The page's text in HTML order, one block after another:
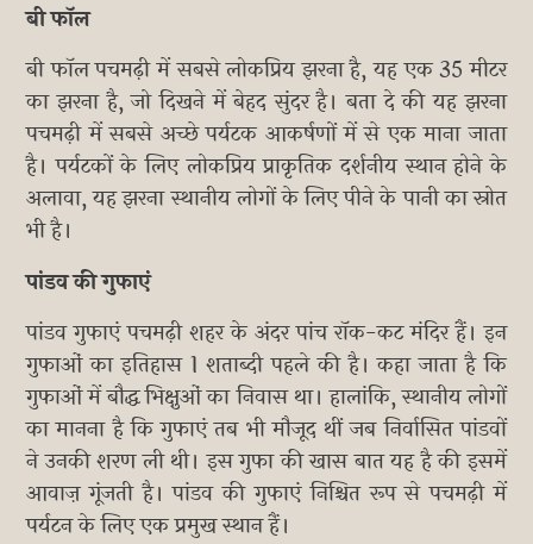
बी फॉल
बी फॉल पचमढ़ी में सबसे लोकप्रिय झरना है, यह एक 35 मीटर
का झरना है, जो दिखने में बेहद सुंदर है। बता दे की यह झरना
पचमढ़ी में सबसे अच्छे पर्यटक आकर्षणों में से एक माना जाता
है। पर्यटकों के लिए लोकप्रिय प्राकृतिक दर्शनीय स्थान होने के
अलावा, यह झरना स्थानीय लोगों के लिए पीने के पानी का स्रोत
भी है।
पांडव की गुफाएं
पांडव गुफाएं पचमढ़ी शहर के अंदर पांच रॉक-कट मंदिर हैं। इन
गुफाओं का इतिहास 1 शताब्दी पहले की है। कहा जाता है कि
गुफाओं में बौद्ध भिक्षुओं का निवास था। हालांकि, स्थानीय लोगों
का मानना ​​है कि गुफाएं तब भी मौजूद थीं जब निर्वासित पांडवों
ने उनकी शरण ली थी। इस गुफा की खास बात यह है की इसमें
आवाज़ गूंजती है। पांडव की गुफाएं निश्चित रूप से पचमढ़ी में
पर्यटन के लिए एक प्रमुख स्थान हैं।